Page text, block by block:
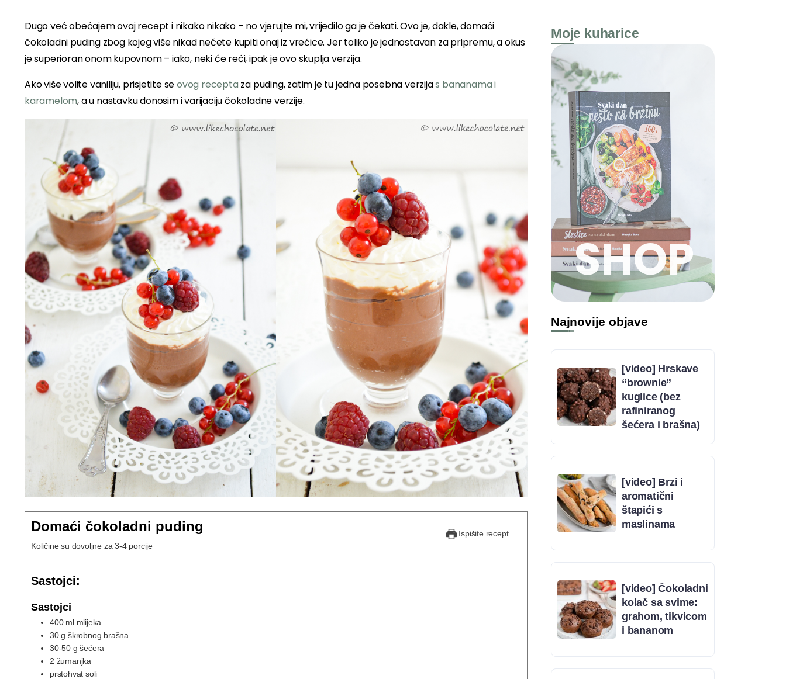
Dugo već obećajem ovaj recept i nikako nikako – no vjerujte mi, vrijedilo ga je čekati. Ovo je, dakle, domaći
čokoladni puding zbog kojeg više nikad nećete kupiti onaj iz vrećice. Jer toliko je jednostavan za pripremu, a okus
je superioran onom kupovnom – iako, neki će reći, ipak je ovo skuplja verzija.
Ako više volite vaniliju, prisjetite seovog recepta za puding, zatim je tu jedna posebna verzijas bananama i
karamelom, a u nastavku donosim i varijaciju čokoladne verzije.
Ispišite recept
Domaći čokoladni puding
Količine su dovoljne za 3-4 porcije
Sastojci:
Sastojci
400 ml mlijeka
30 g škrobnog brašna
30-50 g šećera
2 žumanjka
prstohvat soli
Moje kuharice
SHOP
Najnovije objave
[video] Hrskave
“brownie”
kuglice (bez
rafiniranog
šećera i brašna)
[video] Brzi i
aromatični
štapići s
maslinama
[video] Čokoladni
kolač sa svime:
grahom, tikvicom
i bananom